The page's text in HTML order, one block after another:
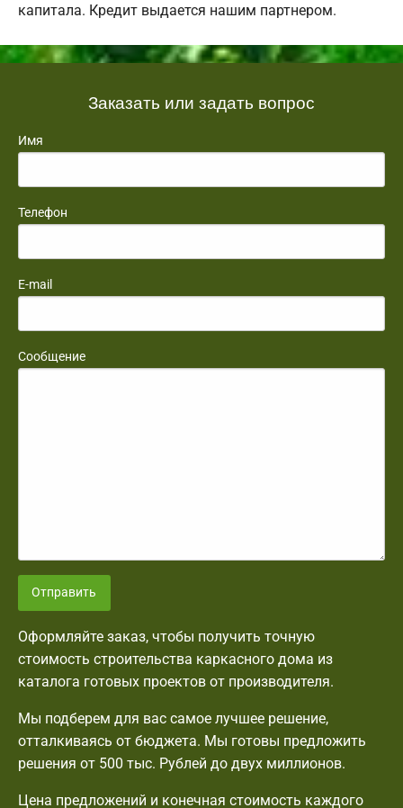
капитала. Кредит выдается нашим партнером.
Заказать или задать вопрос
Имя
Телефон
E-mail
Сообщение
Отправить
Оформляйте заказ, чтобы получить точную
стоимость строительства каркасного дома из
каталога готовых проектов от производителя.
Мы подберем для вас самое лучшее решение,
отталкиваясь от бюджета. Мы готовы предложить
решения от 500 тыс. Рублей до двух миллионов.
Цена предложений и конечная стоимость каждого